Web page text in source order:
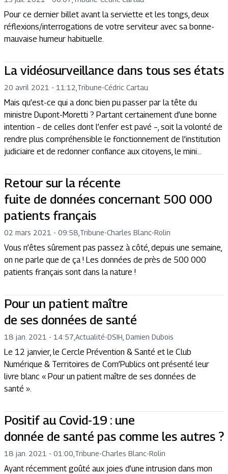
Pour ce dernier billet avant la serviette et les tongs, deux
réflexions/interrogations de votre serviteur avec sa bonne-
mauvaise humeur habituelle.
La vidéosurveillance dans tous ses états
20 avril 2021 - 11:12 Tribune-Cédric Cartau
Mais qu’est-ce qui a donc bien pu passer par la tête du
ministre Dupont-Moretti ? Partant certainement d’une bonne
intention – de celles dont l’enfer est pavé –, soit la volonté de
rendre plus compréhensible le fonctionnement de l’institution
judiciaire et de redonner confiance aux citoyens, le mini...
Retour sur la récente
fuite de données concernant 500 000
patients français
02 mars 2021 - 09:58 Tribune-Charles Blanc-Rolin
Vous n’êtes sûrement pas passez à côté, depuis une semaine,
on ne parle que de ça ! Les données de près de 500 000
patients français sont dans la nature !
Pour un patient maître
de ses données de santé
18 jan. 2021 - 14:57 Actualité-DSIH, Damien Dubois
Le 12 janvier, le Cercle Prévention & Santé et le Club
Numérique & Territoires de Com’Publics ont présenté leur
livre blanc « Pour un patient maître de ses données de
santé ».
Positif au Covid-19 : une
donnée de santé pas comme les autres ?
18 jan. 2021 - 01:00 Tribune-Charles Blanc-Rolin
Ayant récemment goûté aux joies d’une intrusion dans mon